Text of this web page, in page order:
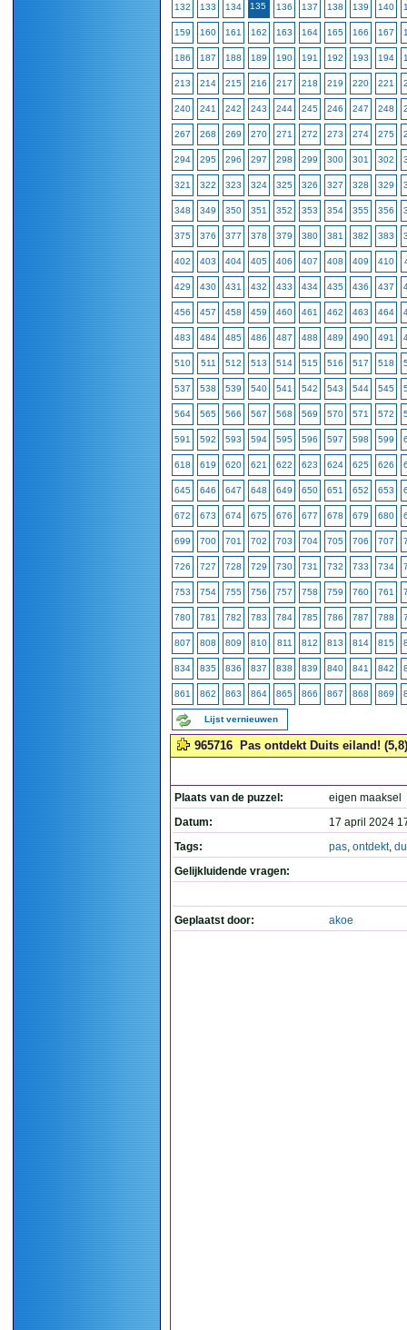
132 133 134 135 136 137 138 139 140
159 160 161 162 163 164 165 166 167
186 187 188 189 190 191 192 193 194
213 214 215 216 217 218 219 220 221
240 241 242 243 244 245 246 247 248
267 268 269 270 271 272 273 274 275
294 295 296 297 298 299 300 301 302
321 322 323 324 325 326 327 328 329
348 349 350 351 352 353 354 355 356
375 376 377 378 379 380 381 382 383
402 403 404 405 406 407 408 409 410
429 430 431 432 433 434 435 436 437
456 457 458 459 460 461 462 463 464
483 484 485 486 487 488 489 490 491
510 511 512 513 514 515 516 517 518
537 538 539 540 541 542 543 544 545
564 565 566 567 568 569 570 571 572
591 592 593 594 595 596 597 598 599
618 619 620 621 622 623 624 625 626
645 646 647 648 649 650 651 652 653
672 673 674 675 676 677 678 679 680
699 700 701 702 703 704 705 706 707
726 727 728 729 730 731 732 733 734
753 754 755 756 757 758 759 760 761
780 781 782 783 784 785 786 787 788
807 808 809 810 811 812 813 814 815
834 835 836 837 838 839 840 841 842
861 862 863 864 865 866 867 868 869
Lijst vernieuwen
965716 Pas ontdekt Duits eiland! (5,8)
Plaats van de puzzel:
eigen maaksel
Datum:
17 april 2024
Tags:
pas, ontdekt,
Gelijkluidende vragen:
Geplaatst door: akoe